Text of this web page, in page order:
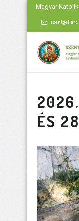
Magyar
ÉS